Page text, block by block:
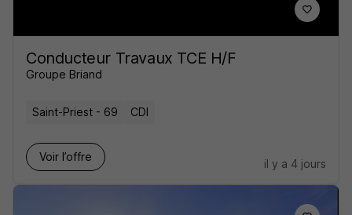
Conducteur Travaux TCE H/F
Groupe Briand
Saint-Priest - 69 CDI
Voir l’offre
il y a 4 jours